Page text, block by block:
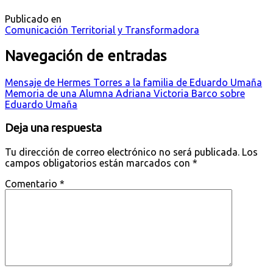
Publicado en
Comunicación Territorial y Transformadora
Navegación de entradas
Mensaje de Hermes Torres a la familia de Eduardo Umaña
Memoria de una Alumna Adriana Victoria Barco sobre
Eduardo Umaña
Deja una respuesta
Tu dirección de correo electrónico no será publicada. Los
campos obligatorios están marcados con *
Comentario *